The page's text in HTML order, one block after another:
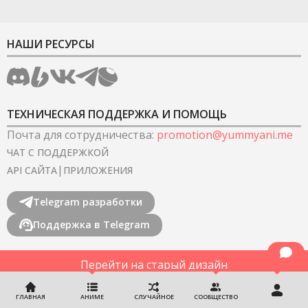
ГЛАВНАЯ АНИМЕ СЛУЧАЙНОЕ СООБЩЕСТВО
НАШИ РЕСУРСЫ
ТЕХНИЧЕСКАЯ ПОДДЕРЖКА И ПОМОЩЬ
Почта для сотрудничества: promotion@yummyani.me
ЧАТ С ПОДДЕРЖКОЙ
API САЙТА| ПРИЛОЖЕНИЯ
Telegram разработки
Поддержка в Telegram
Перейти на старый дизайн
©2022-2026YummyAnime.Все права защищены